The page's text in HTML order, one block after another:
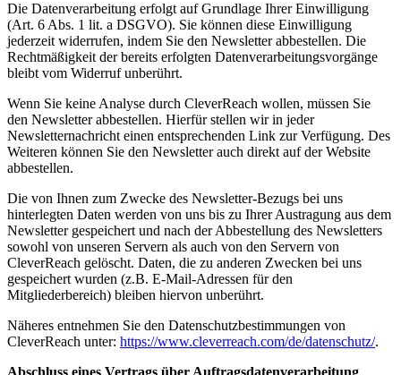
Die Datenverarbeitung erfolgt auf Grundlage Ihrer Einwilligung
(Art. 6 Abs. 1 lit. a DSGVO). Sie können diese Einwilligung
jederzeit widerrufen, indem Sie den Newsletter abbestellen. Die
Rechtmäßigkeit der bereits erfolgten Datenverarbeitungsvorgänge
bleibt vom Widerruf unberührt.
Wenn Sie keine Analyse durch CleverReach wollen, müssen Sie
den Newsletter abbestellen. Hierfür stellen wir in jeder
Newsletternachricht einen entsprechenden Link zur Verfügung. Des
Weiteren können Sie den Newsletter auch direkt auf der Website
abbestellen.
Die von Ihnen zum Zwecke des Newsletter-Bezugs bei uns
hinterlegten Daten werden von uns bis zu Ihrer Austragung aus dem
Newsletter gespeichert und nach der Abbestellung des Newsletters
sowohl von unseren Servern als auch von den Servern von
CleverReach gelöscht. Daten, die zu anderen Zwecken bei uns
gespeichert wurden (z.B. E-Mail-Adressen für den
Mitgliederbereich) bleiben hiervon unberührt.
Näheres entnehmen Sie den Datenschutzbestimmungen von
CleverReach unter: https://www.cleverreach.com/de/datenschutz/.